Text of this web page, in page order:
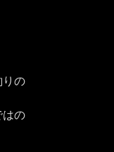
りの
はの